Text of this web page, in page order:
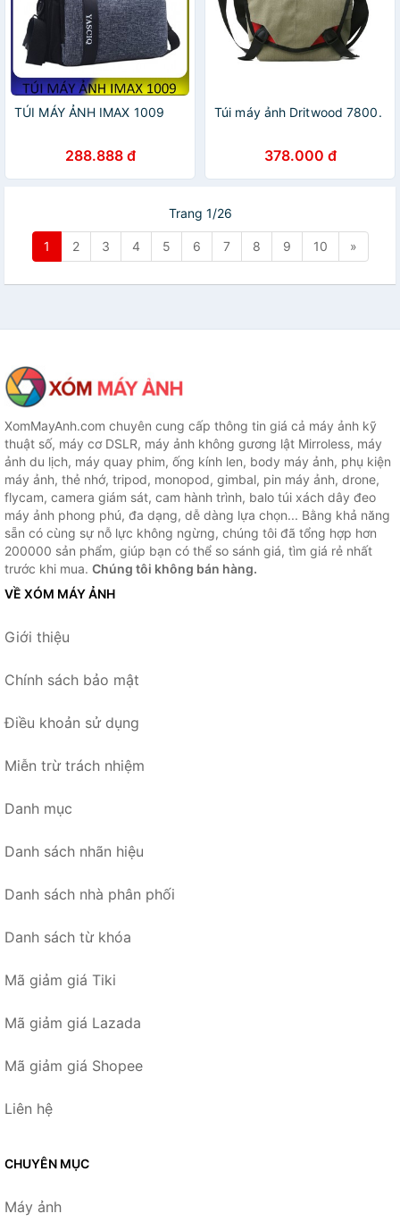
TÚI MÁY ẢNH IMAX 1009
288.888 đ
Túi máy ảnh Dritwood 7800.
378.000 đ
Trang 1/26
1 2 3 4 5 6 7 8 9 10 »
XomMayAnh.com chuyên cung cấp thông tin giá cả máy ảnh kỹ
thuật số, máy cơ DSLR, máy ảnh không gương lật Mirroless, máy
ảnh du lịch, máy quay phim, ống kính len, body máy ảnh, phụ kiện
máy ảnh, thẻ nhớ, tripod, monopod, gimbal, pin máy ảnh, drone,
flycam, camera giám sát, cam hành trình, balo túi xách dây đeo
máy ảnh phong phú, đa dạng, dễ dàng lựa chọn... Bằng khả năng
sẵn có cùng sự nỗ lực không ngừng, chúng tôi đã tổng hợp hơn
200000 sản phẩm, giúp bạn có thể so sánh giá, tìm giá rẻ nhất
trước khi mua. Chúng tôi không bán hàng.
VỀ XÓM MÁY ẢNH
Giới thiệu
Chính sách bảo mật
Điều khoản sử dụng
Miễn trừ trách nhiệm
Danh mục
Danh sách nhãn hiệu
Danh sách nhà phân phối
Danh sách từ khóa
Mã giảm giá Tiki
Mã giảm giá Lazada
Mã giảm giá Shopee
Liên hệ
CHUYÊN MỤC
Máy ảnh